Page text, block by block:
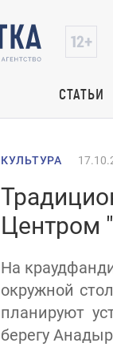
СТАТЬИ
КУЛЬТУРА
Центром
На
окружной
планируют
берегу